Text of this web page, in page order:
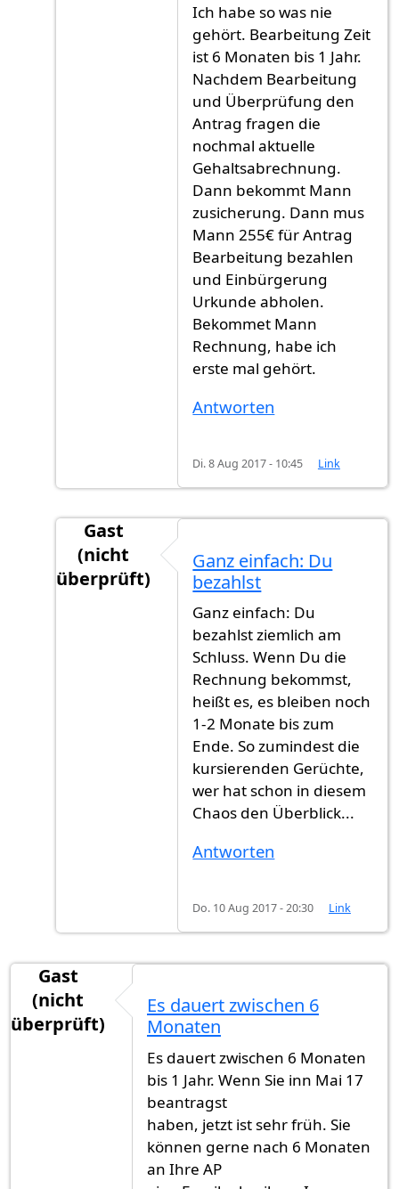
Ich habe so was nie
gehört. Bearbeitung Zeit
ist 6 Monaten bis 1 Jahr.
Nachdem Bearbeitung
und Überprüfung den
Antrag fragen die
nochmal aktuelle
Gehaltsabrechnung.
Dann bekommt Mann
zusicherung. Dann mus
Mann 255€ für Antrag
Bearbeitung bezahlen
und Einbürgerung
Urkunde abholen.
Bekommet Mann
Rechnung, habe ich
erste mal gehört.
Antworten
Di. 8 Aug 2017 - 10:45 Link
Gast
(nicht
überprüft)
Ich habe meine Antrag am Juni
Ganz einfach: Du
bezahlst
Ganz einfach: Du
bezahlst ziemlich am
Schluss. Wenn Du die
Rechnung bekommst,
heißt es, es bleiben noch
1-2 Monate bis zum
Ende. So zumindest die
kursierenden Gerüchte,
wer hat schon in diesem
Chaos den Überblick...
Antworten
Do. 10 Aug 2017 - 20:30 Link
Gast
(nicht
überprüft)
Es dauert zwischen 6
Monaten
Es dauert zwischen 6 Monaten
bis 1 Jahr. Wenn Sie inn Mai 17
beantragst
haben, jetzt ist sehr früh. Sie
können gerne nach 6 Monaten
an Ihre AP